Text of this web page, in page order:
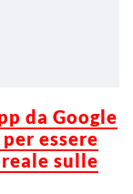
da Google
essere
sulle